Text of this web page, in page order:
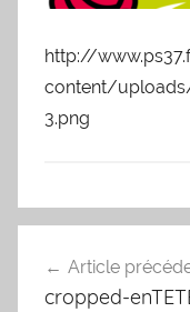
http://
content/
3.png
de
Article
cropped-